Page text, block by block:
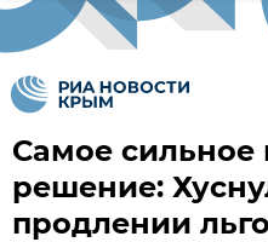
Самое сильное
решение:
продлении